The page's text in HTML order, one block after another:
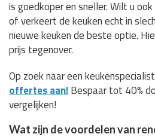
is goedkoper en sneller. Wilt u
of verkeert de keuken echt in
nieuwe keuken de beste optie.
prijs tegenover.
Op zoek naar een
offertes aan!Bespaar tot 40%
vergelijken!
Wat zijn de voordelen van